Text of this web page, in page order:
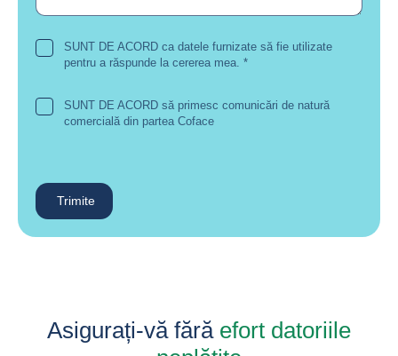
SUNT DE ACORD ca datele furnizate să fie utilizate
pentru a răspunde la cererea mea. *
SUNT DE ACORD să primesc comunicări de natură
comercială din partea Coface
Trimite
Asigurați-vă fărăefort datoriile